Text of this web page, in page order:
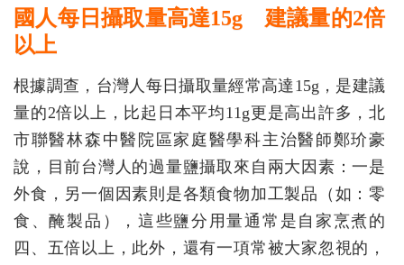
國人每日攝取量高達15g 建議量的2倍
以上
根據調查，台灣人每日攝取量經常高達15g，是建議
量的2倍以上，比起日本平均11g更是高出許多，北
市聯醫林森中醫院區家庭醫學科主治醫師鄭玠豪
說，目前台灣人的過量鹽攝取來自兩大因素：一是
外食，另一個因素則是各類食物加工製品（如：零
食、醃製品），這些鹽分用量通常是自家烹煮的
四、五倍以上，此外，還有一項常被大家忽視的，